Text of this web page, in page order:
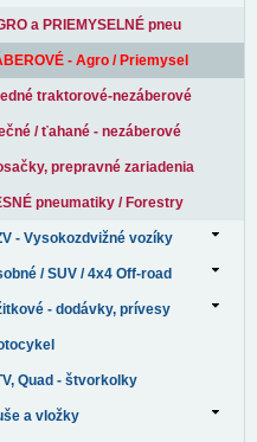
a PRIEMYSELNÉ pneu
- Agro / Priemysel
traktorové-nezáberové
/ ťahané - nezáberové
prepravné zariadenia
pneumatiky / Forestry
- Vysokozdvižné vozíky
/ SUV / 4x4 Off-road
- dodávky, prívesy
Quad - štvorkolky
a vložky